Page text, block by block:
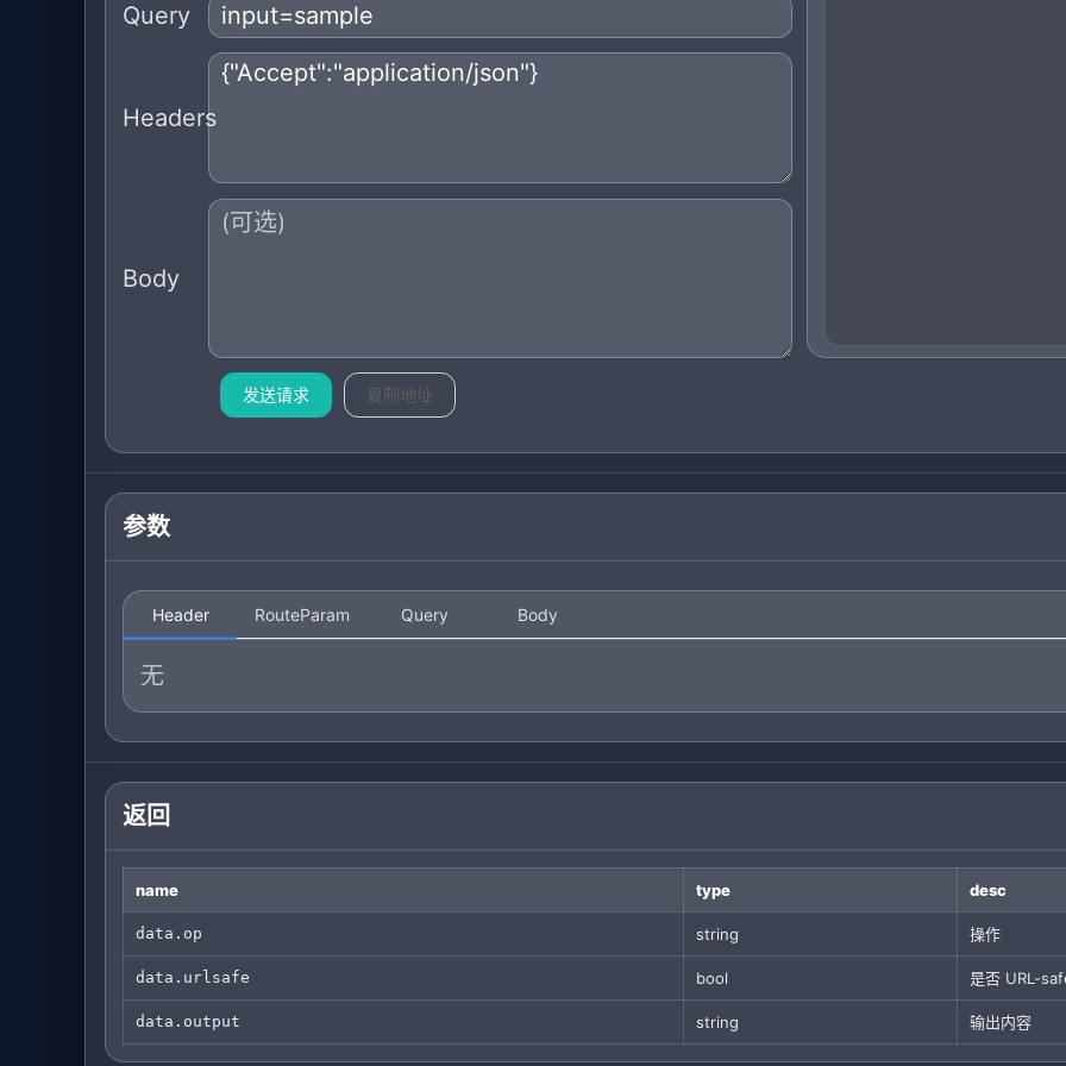
Query
Headers
Body
发送请求 复制地址
参数
Header RouteParam Query Body
无
返回
name type desc
data.op string 操作
data.urlsafe bool 是否 URL-
data.output string 输出内容